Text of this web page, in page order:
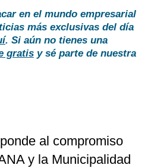
en el mundo empresarial
más exclusivas del día
. Si aún no tienes una
gratis y sé parte de nuestra
al compromiso
y la Municipalidad